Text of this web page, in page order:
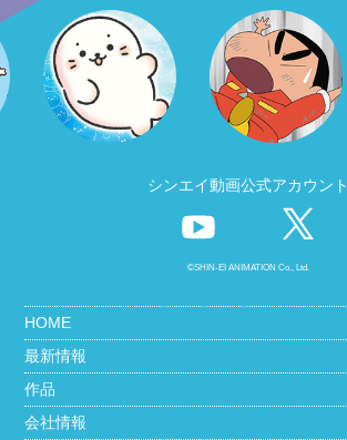
シンエイ動画公式アカウント
©SHIN-EI ANIMATION Co., Ltd.
HOME
最新情報
作品
会社情報